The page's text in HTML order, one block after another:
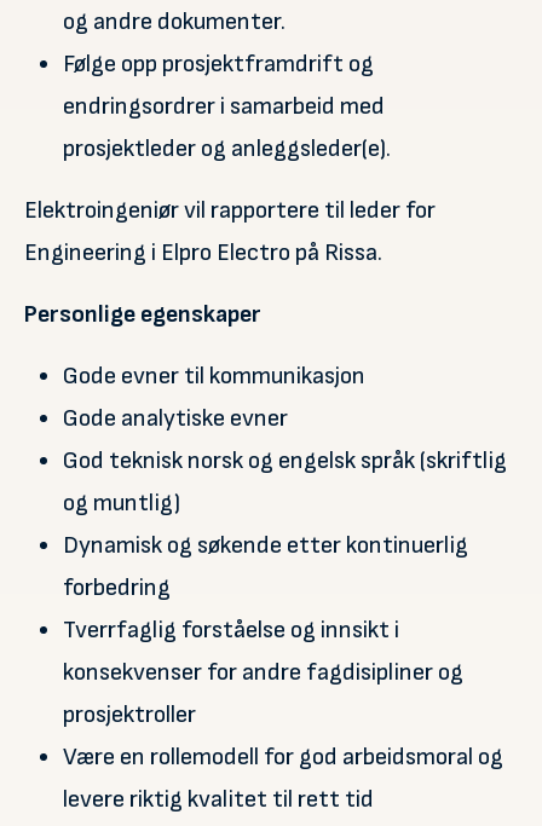
og andre dokumenter.
Følge opp prosjektframdrift og
endringsordrer i samarbeid med
prosjektleder og anleggsleder(e).
Elektroingeniør vil rapportere til leder for
Engineering i Elpro Electro på Rissa.
Personlige egenskaper
Gode evner til kommunikasjon
Gode analytiske evner
God teknisk norsk og engelsk språk (skriftlig
og muntlig)
Dynamisk og søkende etter kontinuerlig
forbedring
Tverrfaglig forståelse og innsikt i
konsekvenser for andre fagdisipliner og
prosjektroller
Være en rollemodell for god arbeidsmoral og
levere riktig kvalitet til rett tid